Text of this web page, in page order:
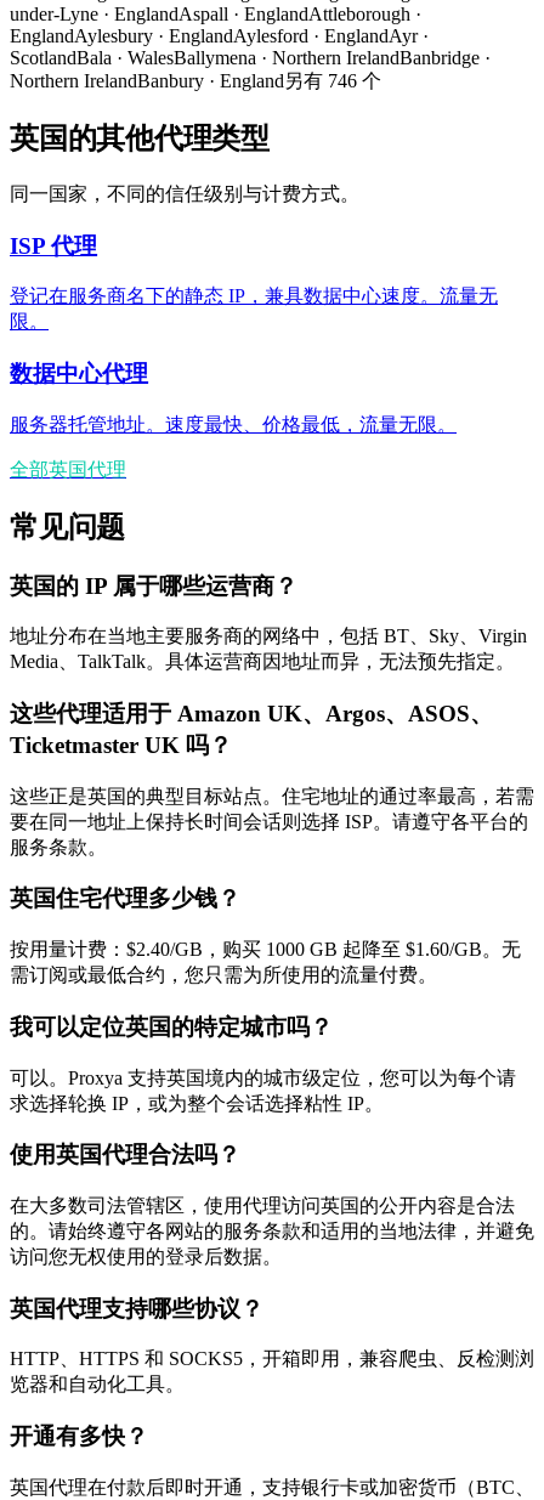
under-Lyne · EnglandAspall · EnglandAttleborough ·
EnglandAylesbury · EnglandAylesford · EnglandAyr·
ScotlandBala · WalesBallymena · Northern IrelandBanbridge ·
Northern IrelandBanbury · England另有 746 个
英国的其他代理类型
同一国家，不同的信任级别与计费方式。
ISP 代理
登记在服务商名下的静态 IP，兼具数据中心速度。流量无
限。
数据中心代理
服务器托管地址。速度最快、价格最低，流量无限。
全部英国代理
常见问题
英国的 IP 属于哪些运营商？
地址分布在当地主要服务商的网络中，包括 BT、Sky、Virgin
Media、TalkTalk。具体运营商因地址而异，无法预先指定。
这些代理适用于 Amazon UK、Argos、ASOS、
Ticketmaster UK 吗？
这些正是英国的典型目标站点。住宅地址的通过率最高，若需
要在同一地址上保持长时间会话则选择 ISP。请遵守各平台的
服务条款。
英国住宅代理多少钱？
按用量计费：$2.40/GB，购买 1000 GB 起降至 $1.60/GB。无
需订阅或最低合约，您只需为所使用的流量付费。
我可以定位英国的特定城市吗？
可以。Proxya 支持英国境内的城市级定位，您可以为每个请
求选择轮换 IP，或为整个会话选择粘性 IP。
使用英国代理合法吗？
在大多数司法管辖区，使用代理访问英国的公开内容是合法
的。请始终遵守各网站的服务条款和适用的当地法律，并避免
访问您无权使用的登录后数据。
英国代理支持哪些协议？
HTTP、HTTPS 和 SOCKS5，开箱即用，兼容爬虫、反检测浏
览器和自动化工具。
开通有多快？
英国代理在付款后即时开通，支持银行卡或加密货币（BTC、